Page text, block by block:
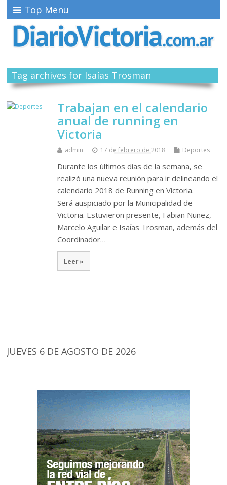
Top Menu
Tag archives for Isaías Trosman
Trabajan en el calendario
anual de running en
Victoria
admin 17 de febrero de 2018 Deportes
Durante los últimos días de la semana, se
realizó una nueva reunión para ir delineando el
calendario 2018 de Running en Victoria.
Será auspiciado por la Municipalidad de
Victoria. Estuvieron presente, Fabian Nuñez,
Marcelo Aguilar e Isaías Trosman, además del
Coordinador…
Leer »
JUEVES 6 DE AGOSTO DE 2026